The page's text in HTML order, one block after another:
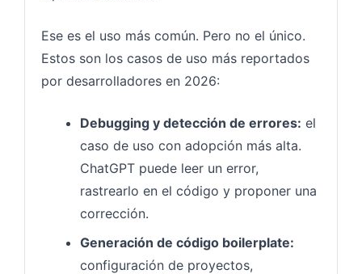
Ese es el uso más común. Pero no el único.
Estos son los casos de uso más reportados
por desarrolladores en 2026:
Debugging y detección de errores: el
caso de uso con adopción más alta.
ChatGPT puede leer un error,
rastrearlo en el código y proponer una
corrección.
Generación de código boilerplate:
configuración de proyectos,